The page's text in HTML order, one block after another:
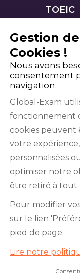
TOEIC
institutions
BRIGHT
Cambridge B2
Bridge™, du
Gestion
Cookies !
Nous avons
consentement
navigation.
Global-Exam
fonctionnement
cookies peuvent
votre
personnalisées
optimiser notre
être retiré à tout
Pour modifier
sur le lien
pied de page.
Lire notre